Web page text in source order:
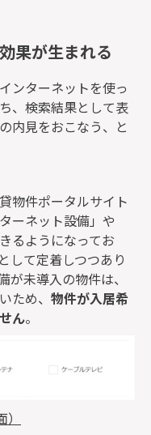
果が生まれる
ンターネットを使っ
、検索結果として表
内見をおこなう、と
物件ポータルサイト
ーネット設備」や
るようになってお
して定着しつつあり
が未導入の物件は、
ため、 物件が入居希
ん。